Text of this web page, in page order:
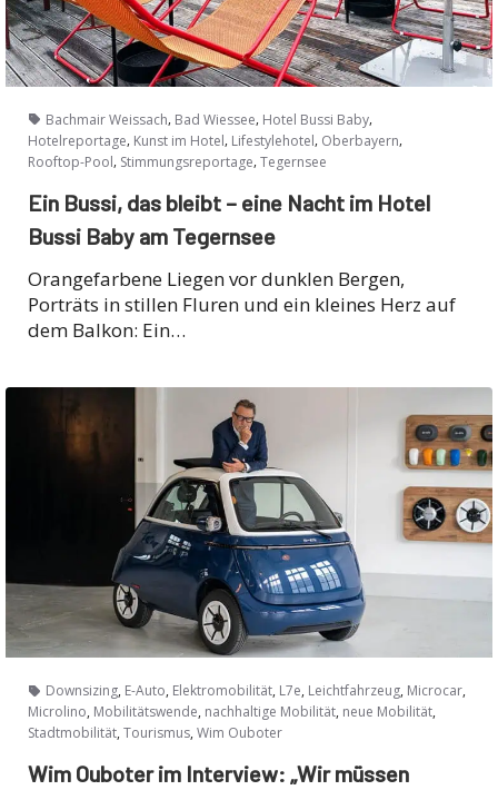
Bachmair Weissach, Bad Wiessee, Hotel Bussi Baby,
Hotelreportage, Kunst im Hotel, Lifestylehotel, Oberbayern,
Rooftop-Pool, Stimmungsreportage, Tegernsee
Ein Bussi, das bleibt – eine Nacht im Hotel
Bussi Baby am Tegernsee
Orangefarbene Liegen vor dunklen Bergen,
Porträts in stillen Fluren und ein kleines Herz auf
dem Balkon: Ein…
Downsizing, E-Auto, Elektromobilität, L7e, Leichtfahrzeug, Microcar,
Microlino, Mobilitätswende, nachhaltige Mobilität, neue Mobilität,
Stadtmobilität, Tourismus, Wim Ouboter
Wim Ouboter im Interview: „Wir müssen